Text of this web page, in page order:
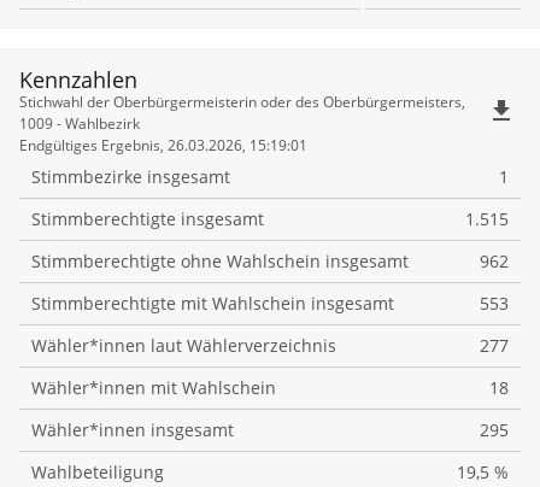
Kennzahlen
Kennzahlen
Stichwahl der Oberbürgermeisterin oder des Oberbürgermeisters,
1009 - Wahlbezirk
Endgültiges Ergebnis, 26.03.2026, 15:19:01
file_download
Stimmbezirke insgesamt
1
Stimmberechtigte insgesamt
1.515
Stimmberechtigte ohne Wahlschein insgesamt
962
Stimmberechtigte mit Wahlschein insgesamt
553
Wähler*innen laut Wählerverzeichnis
277
Wähler*innen mit Wahlschein
18
Wähler*innen insgesamt
295
Wahlbeteiligung
19,5 %